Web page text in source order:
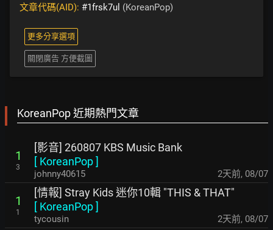
文章代碼(AID): #1frsk7ul (KoreanPop)
更多分享選項
關閉廣告 方便截圖
KoreanPop 近期熱門文章
1
3
[影音] 260807 KBS Music Bank
[ KoreanPop]
johnny40615 2天前, 08/07
1
1
[情報] Stray Kids 迷你10輯 "THIS & THAT"
[ KoreanPop]
tycousin 2天前, 08/07